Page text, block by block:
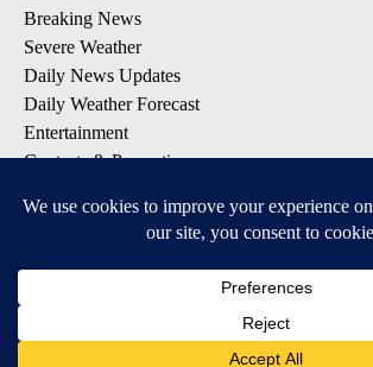
Breaking News
Severe Weather
Daily News Updates
Daily Weather Forecast
Entertainment
Contests & Promotions
DOWNLOAD OUR APPS
Available for iOS and Android